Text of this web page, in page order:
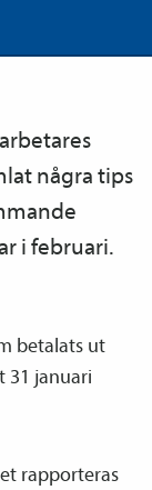
några tips
i februari.
betalats ut
31 januari
rapporteras